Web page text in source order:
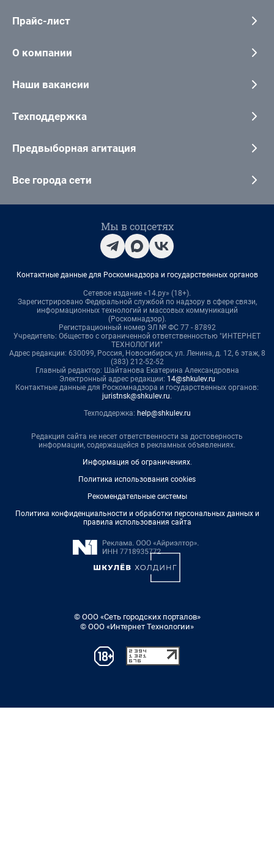
Прайс-лист
О компании
Наши вакансии
Техподдержка
Предвыборная агитация
Все города сети
Мы в соцсетях
Контактные данные для Роскомнадзора и государственных органов
Сетевое издание «14.ру» (18+).
Зарегистрировано Федеральной службой по надзору в сфере связи,
информационных технологий и массовых коммуникаций
(Роскомнадзор).
Регистрационный номер ЭЛ № ФС 77 - 87892
Учредитель: Общество с ограниченной ответственностью "ИНТЕРНЕТ
ТЕХНОЛОГИИ"
Адрес редакции: 630099, Россия, Новосибирск, ул. Ленина, д. 12, 6 этаж, 8
(383) 212-52-52
Главный редактор: Шайтанова Екатерина Александровна
Электронный адрес редакции: 14@shkulev.ru
Контактные данные для Роскомнадзора и государственных органов:
juristnsk@shkulev.ru.
Техподдержка: help@shkulev.ru
Редакция сайта не несет ответственности за достоверность
информации, содержащейся в рекламных объявлениях.
Информация об ограничениях.
Политика использования cookies
Рекомендательные системы
Политика конфиденциальности и обработки персональных данных и
правила использования сайта
© ООО «Сеть городских порталов»
© ООО «Интернет Технологии»